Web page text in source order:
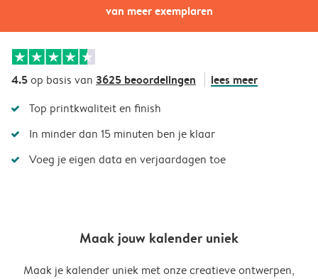
van meer exemplaren
4.5op basis van 3625 beoordelingen lees meer
Top printkwaliteit en finish
In minder dan 15 minuten ben je klaar
Voeg je eigen data en verjaardagen toe
Maak jouw kalender uniek
Maak je kalender uniek met onze creatieve ontwerpen,